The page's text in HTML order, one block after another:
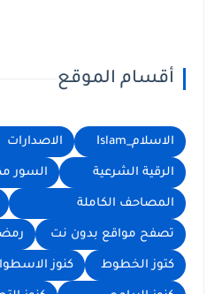
أقسام الموقع
الاسلام_Islam الاصدارات
الرقية الشرعية السور
المصاحف الكاملة
تصفح مواقع بدون نت
كتوز الخطوط كنوز